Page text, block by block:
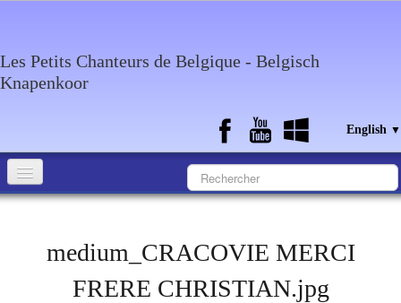
Les Petits Chanteurs de Belgique - Belgisch
Knapenkoor
English ▼
What about the choir
medium_CRACOVIE MERCI
FRERE CHRISTIAN.jpg